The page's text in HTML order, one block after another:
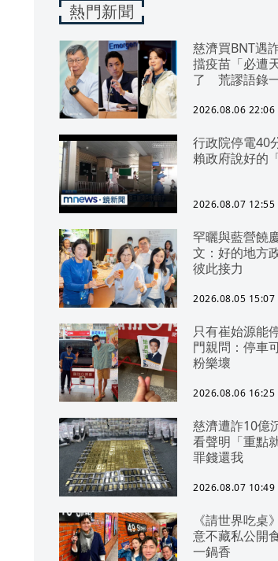
熱門新聞
慈濟買BNT遇
擋疫苗「必遭
了 荒謬語錄
2026.08.06 22:06
行政院停電40
賴政府說好的
2026.08.07 12:55
罕曬與藍營饒
文：好的地方
彼此接力
2026.08.05 15:07
只有崔始源能
門親問：停車
粉樂壞
2026.08.06 16:25
慈濟遭詐10
看聲明「重點
罪錢還我
2026.08.07 10:49
《請世界吃
意不藏私公開
一鍋香